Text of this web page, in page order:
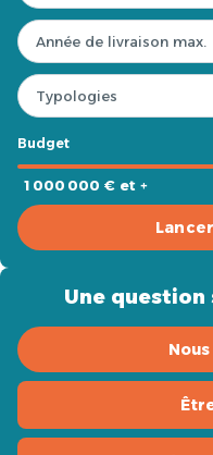
Budget
1 000 000 € et +
Une question